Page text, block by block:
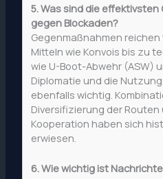
5. Was sind die
gegen Blockaden?
Gegenmaßnahmen
Mitteln wie Konvois bis zu
wie U-Boot-Abwehr (ASW)
Diplomatie und die
ebenfalls wichtig.
Diversifizierung der
Kooperation haben sich
erwiesen.
6. Wie wichtig ist